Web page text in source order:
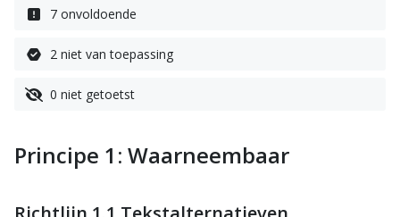
7 onvoldoende
2 niet van toepassing
0 niet getoetst
Principe 1: Waarneembaar